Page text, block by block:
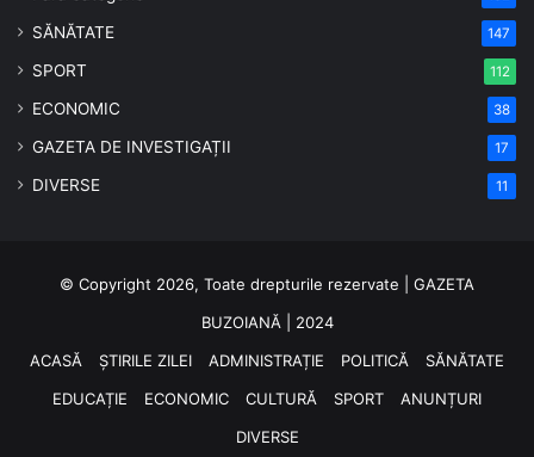
SĂNĂTATE 147
SPORT 112
ECONOMIC 38
GAZETA DE INVESTIGAȚII 17
DIVERSE 11
© Copyright 2026, Toate drepturile rezervate | GAZETA
BUZOIANĂ | 2024
ACASĂ
ȘTIRILE ZILEI ADMINISTRAȚIE POLITICĂ
SĂNĂTATE
EDUCAȚIE
ECONOMIC CULTURĂ SPORT
ANUNȚURI
DIVERSE